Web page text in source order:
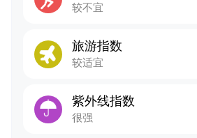
较不宜
旅游指数
较适宜
紫外线指数
很强